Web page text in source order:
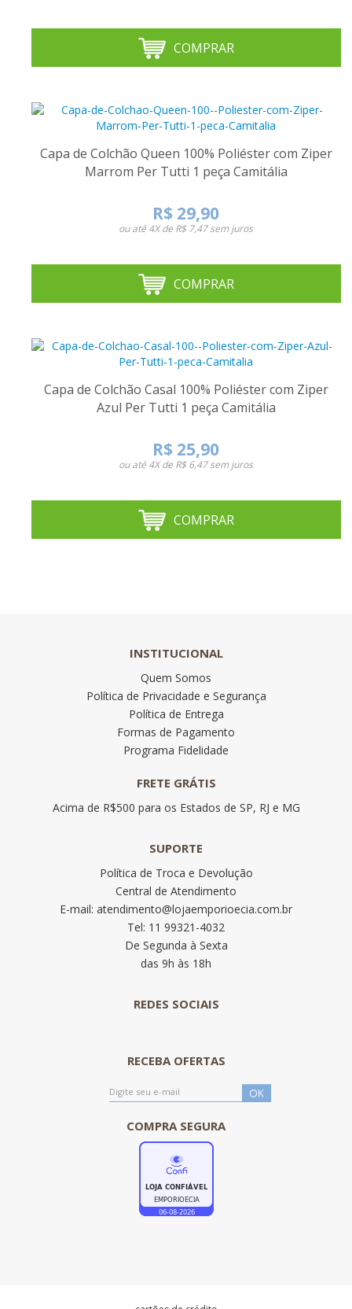
COMPRAR
Capa de Colchão Queen 100% Poliéster com Ziper
Marrom Per Tutti 1 peça Camitália
R$ 29,90
ou até 4X de R$ 7,47sem juros
COMPRAR
Capa de Colchão Casal 100% Poliéster com Ziper
Azul Per Tutti 1 peça Camitália
R$ 25,90
ou até 4X de R$ 6,47sem juros
COMPRAR
INSTITUCIONAL
Quem Somos
Política de Privacidade e Segurança
Política de Entrega
Formas de Pagamento
Programa Fidelidade
FRETE GRÁTIS
Acima de R$500 para os Estados de SP, RJ e MG
SUPORTE
Política de Troca e Devolução
Central de Atendimento
E-mail: atendimento@lojaemporioecia.com.br
Tel: 11 99321-4032
De Segunda à Sexta
das 9h às 18h
REDES SOCIAIS
RECEBA OFERTAS
COMPRA SEGURA